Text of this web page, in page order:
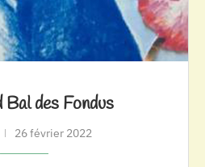
des Fondus
26 février 2022